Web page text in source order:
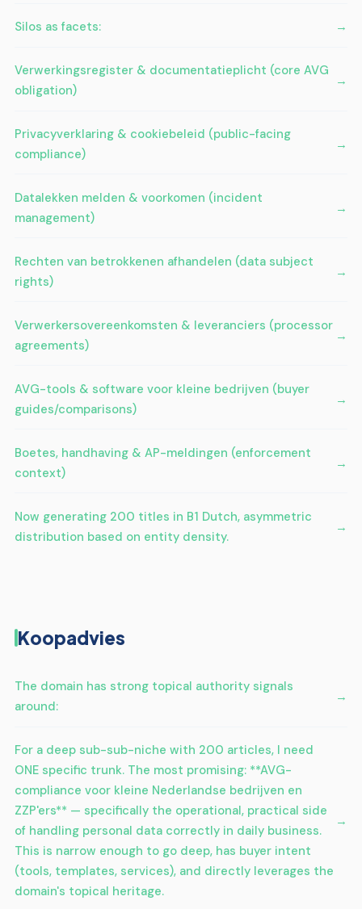
Silos as facets:
Verwerkingsregister & documentatieplicht (core AVG
obligation)
Privacyverklaring & cookiebeleid (public-facing
compliance)
Datalekken melden & voorkomen (incident
management)
Rechten van betrokkenen afhandelen (data subject
rights)
Verwerkersovereenkomsten & leveranciers (processor
agreements)
AVG-tools & software voor kleine bedrijven (buyer
guides/comparisons)
Boetes, handhaving & AP-meldingen (enforcement
context)
Now generating 200 titles in B1 Dutch, asymmetric
distribution based on entity density.
Koopadvies
The domain has strong topical authority signals
around:
For a deep sub-sub-niche with 200 articles, I need
ONE specific trunk. The most promising: **AVG-
compliance voor kleine Nederlandse bedrijven en
ZZP'ers** — specifically the operational, practical side
of handling personal data correctly in daily business.
This is narrow enough to go deep, has buyer intent
(tools, templates, services), and directly leverages the
domain's topical heritage.